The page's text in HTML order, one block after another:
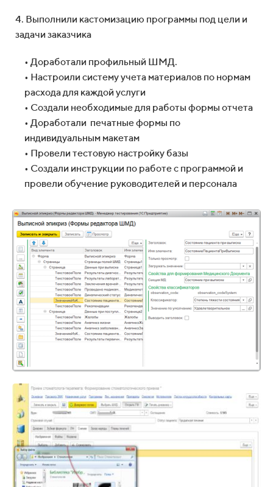
4. Выполнили кастомизацию программы под цели и
задачи заказчика
• Доработали профильный ШМД.
• Настроили систему учета материалов по нормам
расхода для каждой услуги
• Создали необходимые для работы формы отчета
• Доработали печатные формы по
индивидуальным макетам
• Провели тестовую настройку базы
• Создали инструкции по работе с программой и
провели обучение руководителей и персонала